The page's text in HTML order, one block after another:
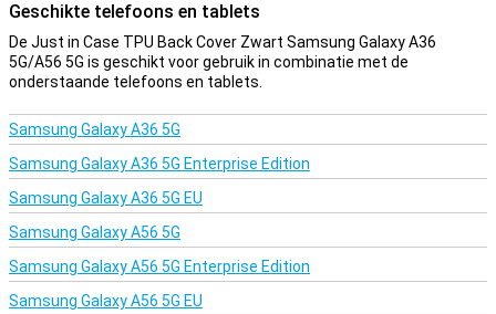
vuil en krassen. De cover is gemaakt van zacht, flexibel TPU
materiaal en vormt zich mooi om je Samsung Galaxy A36 5G/A56
5G heen. Ook zijn er uitsparingen voor de camera, poorten en
knoppen; zodat je alle functies gewoon kunt gebruiken. Deze back
tegen krassen, barsten en vuil.
Geschikte telefoons en tablets
De Just in Case TPU Back Cover Zwart Samsung Galaxy A36
5G/A56 5G is geschikt voor gebruik in combinatie met de
onderstaande telefoons en tablets.
Samsung Galaxy A36 5G
Samsung Galaxy A36 5G Enterprise Edition
Samsung Galaxy A36 5G EU
Samsung Galaxy A56 5G
Samsung Galaxy A56 5G Enterprise Edition
Samsung Galaxy A56 5G EU